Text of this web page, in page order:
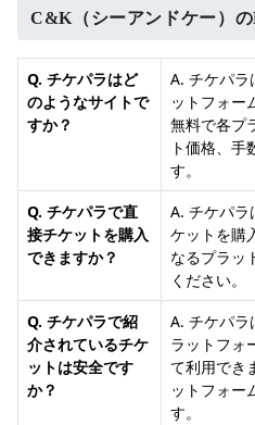
C&K（シーアンドケー）
Q. チケパラはど
のようなサイトで
すか？
A. チケパラ
ットフォー
無料で各プ
ト価格、手
す。
Q. チケパラで直
接チケットを購入
できますか？
A. チケパラ
ケットを購
なるプラッ
ください。
Q. チケパラで紹
介されているチケ
ットは安全です
か？
A. チケパラ
ラットフォ
て利用でき
ットフォー
す。